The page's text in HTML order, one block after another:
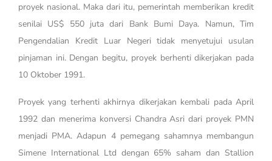
proyek nasional. Maka dari itu, pemerintah memberikan kredit
senilai US$ 550 juta dari Bank Bumi Daya. Namun, Tim
Pengendalian Kredit Luar Negeri tidak menyetujui usulan
pinjaman ini. Dengan begitu, proyek berhenti dikerjakan pada
10 Oktober 1991.
Proyek yang terhenti akhirnya dikerjakan kembali pada April
1992 dan menerima konversi Chandra Asri dari proyek PMN
menjadi PMA. Adapun 4 pemegang sahamnya membangun
Simene International Ltd dengan 65% saham dan Stallion